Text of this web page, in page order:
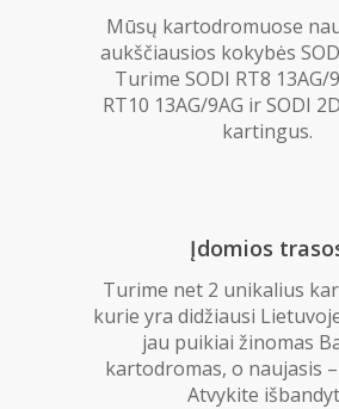
Mūsų kartodromuose
aukščiausios kokybės
Turime SODI RT8 13AG/
RT10 13AG/9AG ir SODI
kartingus.
Įdomios
Turime net 2 unikalius
kurie yra didžiausi
jau puikiai žinomas
kartodromas, o naujasis
Atvykite